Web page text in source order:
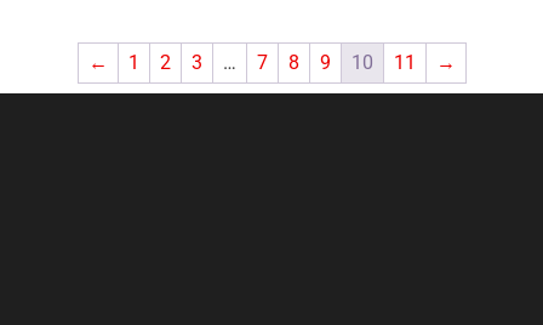
← 1 2 3 … 7 8 9 10 11 →